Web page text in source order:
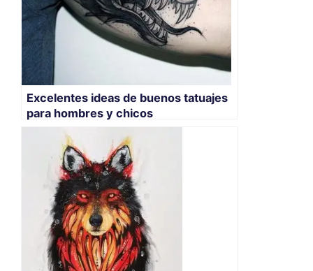
Excelentes ideas de buenos tatuajes
para hombres y chicos